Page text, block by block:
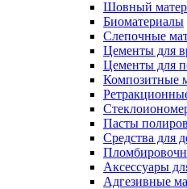
Шовный
Биоматериалы
Слепочные
Цементы для
Цементы для
Композитные
Пасты
Средства для
Аксессуары
Адгезивные